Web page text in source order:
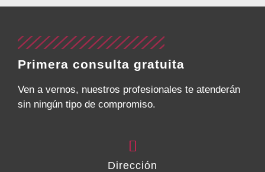
Primera consulta gratuita
Ven a vernos, nuestros profesionales te atenderán
sin ningún tipo de compromiso.
Dirección